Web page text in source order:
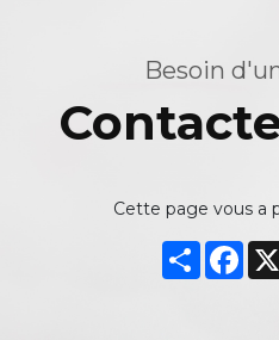
Besoin
Cette page vous a